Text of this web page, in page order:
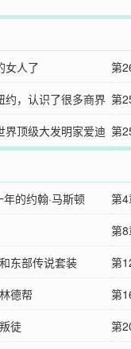
女人了
第
约，认识了很多商界 第
顶级大发明家爱迪 第
的约翰·马斯顿
第
第
东部传说套装
第
徒
德帮
第
徒
第